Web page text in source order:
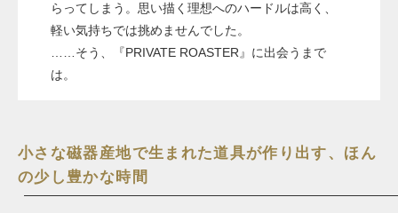
らってしまう。思い描く理想へのハードルは高く、
軽い気持ちでは挑めませんでした。
……そう、『PRIVATE ROASTER』に出会うまで
は。
小さな磁器産地で生まれた道具が作り出す、ほん
の少し豊かな時間